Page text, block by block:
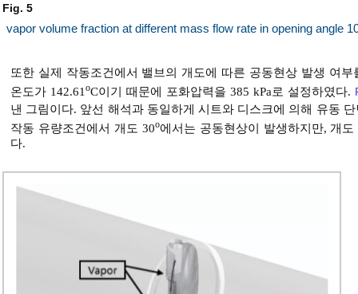
Fig. 5
vapor volume fraction at different mass flow rate in opening angle
또한 실제 작동조건에서 밸브의 개도에 따른 공동현상 발생 여
온도가 142.61oC이기 때문에 포화압력을 385 kPa로 설정하였다.
낸 그림이다. 앞선 해석과 동일하게 시트와 디스크에 의해 유동
작동 유량조건에서 개도 30o에서는 공동현상이 발생하지만, 개도
다.